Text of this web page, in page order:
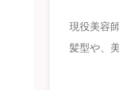
現役美容
髪型や、